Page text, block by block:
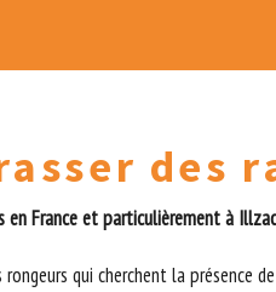
des
France et particulièrement à
qui cherchent la présence